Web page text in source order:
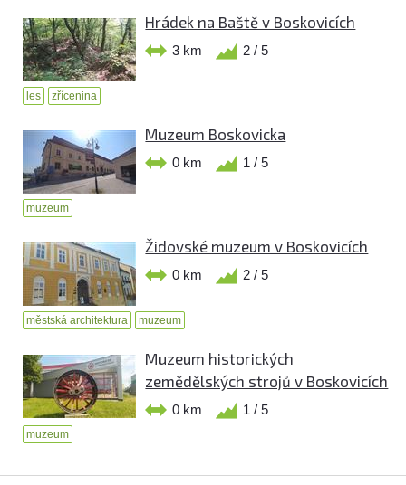
Hrádek na Baště v Boskovicích
3 km 2 / 5
les zřícenina
Muzeum Boskovicka
0 km 1 / 5
muzeum
Židovské muzeum v Boskovicích
0 km 2 / 5
městská architektura muzeum
Muzeum historických
zemědělských strojů v Boskovicích
0 km 1 / 5
muzeum